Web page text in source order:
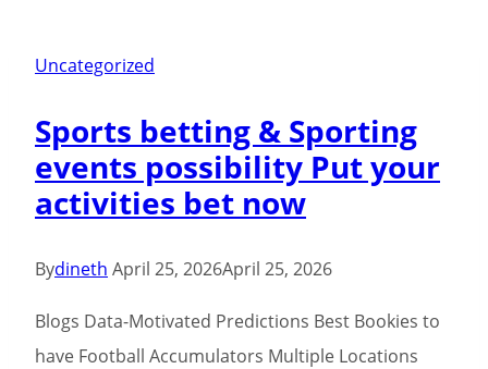
Uncategorized
Sports betting & Sporting
events possibility Put your
activities bet now
Bydineth April 25, 2026April 25, 2026
Blogs Data-Motivated Predictions Best Bookies to
have Football Accumulators Multiple Locations